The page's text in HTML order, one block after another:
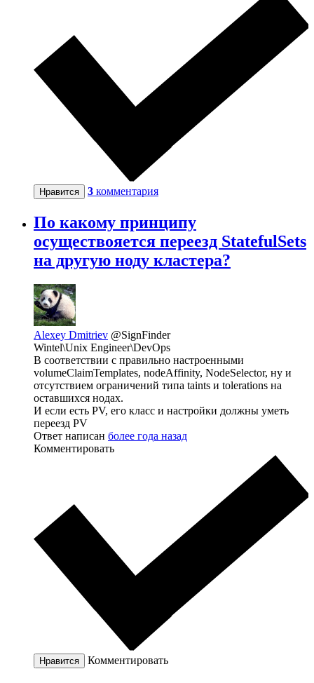
Нравится 3 комментария
По какому принципу
осуществояется переезд StatefulSets
на другую ноду кластера?
Alexey Dmitriev @SignFinder
Wintel\Unix Engineer\DevOps
В соответствии с правильно настроенными
volumeClaimTemplates, nodeAffinity, NodeSelector, ну и
отсутствием ограничений типа taints и tolerations на
оставшихся нодах.
И если есть PV, его класс и настройки должны уметь
переезд PV
Ответ написан более года назад
Комментировать
Нравится Комментировать